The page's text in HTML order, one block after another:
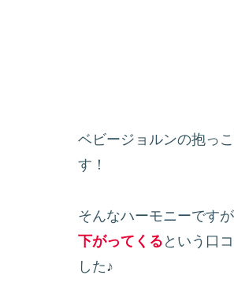
ベビージョルンの抱っ
す！
そんなハーモニーです
下がってくる という口
した♪